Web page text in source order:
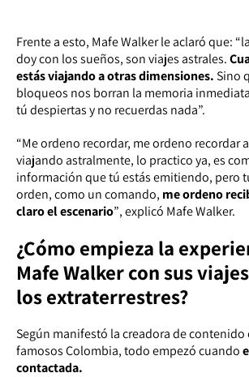
Frente a esto, Mafe Walker le aclaró que:
doy con los sueños, son viajes astrales.
estás viajando a otras dimensiones.Sino
bloqueos nos borran la memoria
tú despiertas y no recuerdas nada”.
“Me ordeno recordar, me ordeno recordar
viajando astralmente, lo practico ya, es
información que tú estás emitiendo, pero
orden, como un comando, me ordeno
claro el escenario”, explicó Mafe Walker.
¿Cómo empieza la
Mafe Walker con sus
los extraterrestres?
Según manifestó la creadora de contenido
famosos Colombia, todo empezó cuando
contactada.